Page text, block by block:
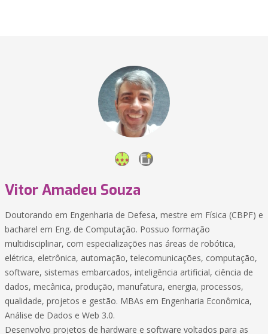
Vitor Amadeu Souza
Doutorando em Engenharia de Defesa, mestre em Física (CBPF) e
bacharel em Eng. de Computação. Possuo formação
multidisciplinar, com especializações nas áreas de robótica,
elétrica, eletrônica, automação, telecomunicações, computação,
software, sistemas embarcados, inteligência artificial, ciência de
dados, mecânica, produção, manufatura, energia, processos,
qualidade, projetos e gestão. MBAs em Engenharia Econômica,
Análise de Dados e Web 3.0.
Desenvolvo projetos de hardware e software voltados para as